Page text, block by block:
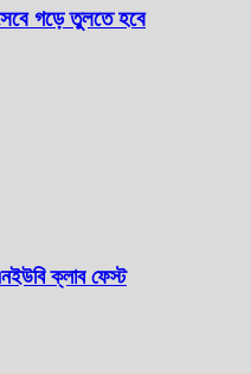
গড়ে তুলতে হবে
ক্লাব ফেস্ট